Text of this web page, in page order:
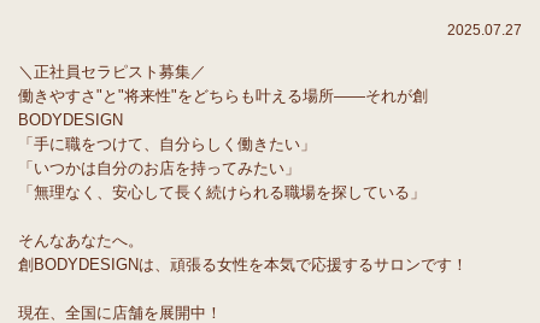
2025.07.27
＼正社員セラピスト募集／
働きやすさ"と"将来性"をどちらも叶える場所――それが創
BODYDESIGN
「手に職をつけて、自分らしく働きたい」
「いつかは自分のお店を持ってみたい」
「無理なく、安心して長く続けられる職場を探している」
そんなあなたへ。
創BODYDESIGNは、頑張る女性を本気で応援するサロンです！
現在、全国に店舗を展開中！